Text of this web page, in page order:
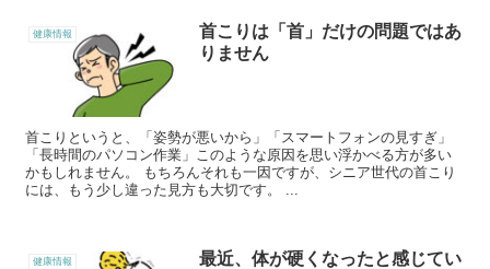
健康情報
首こりは「首」だけの問題ではあ
りません
首こりというと、「姿勢が悪いから」「スマートフォンの見すぎ」
「長時間のパソコン作業」このような原因を思い浮かべる方が多い
かもしれません。 もちろんそれも一因ですが、シニア世代の首こり
には、もう少し違った見方も大切です。 ...
健康情報
最近、体が硬くなったと感じてい